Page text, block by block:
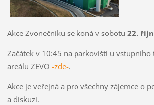
Akce Zvonečníku se koná v sobotu 22.
Začátek v 10:45 na parkovišti u
areálu ZEVO -zde-.
Akce je veřejná a pro všechny zájemce o
a diskuzi.